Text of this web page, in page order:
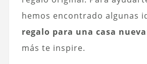
hemos encontrado algunas
regalo para una casa nueva
más te inspire.